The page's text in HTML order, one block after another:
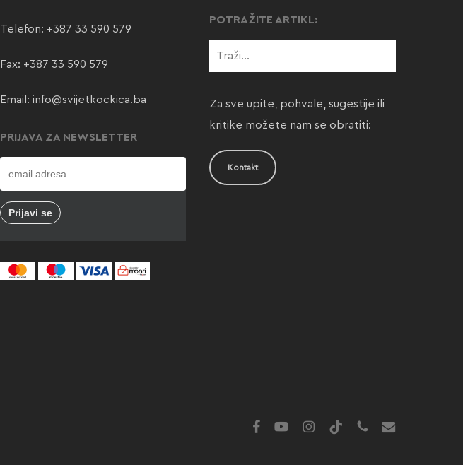
Telefon: +387 33 590 579
Fax: +387 33 590 579
Email: info@svijetkockica.ba
PRIJAVA ZA NEWSLETTER
POTRAŽITE ARTIKL:
Za sve upite, pohvale, sugestije ili
kritike možete nam se obratiti:
Kontakt
facebookyoutubeinstagram
tiktok phoneemail